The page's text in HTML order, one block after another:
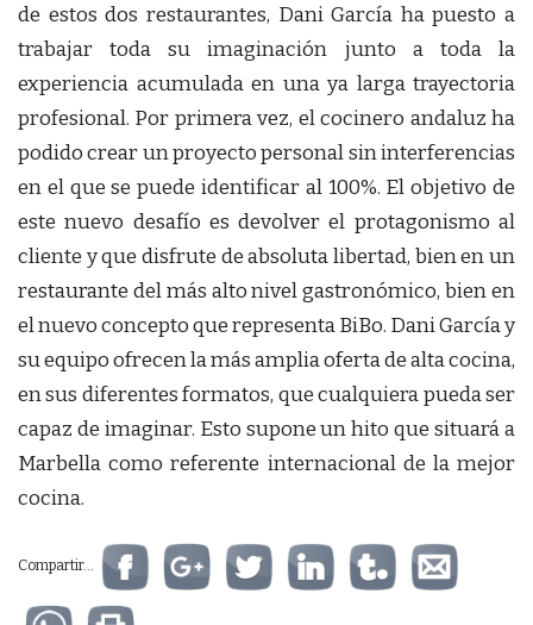
de estos dos restaurantes, Dani García ha puesto a
trabajar toda su imaginación junto a toda la
experiencia acumulada en una ya larga trayectoria
profesional. Por primera vez, el cocinero andaluz ha
podido crear un proyecto personal sin interferencias
en el que se puede identificar al 100%. El objetivo de
este nuevo desafío es devolver el protagonismo al
cliente y que disfrute de absoluta libertad, bien en un
restaurante del más alto nivel gastronómico, bien en
el nuevo concepto que representa BiBo. Dani García y
su equipo ofrecen la más amplia oferta de alta cocina,
en sus diferentes formatos, que cualquiera pueda ser
capaz de imaginar. Esto supone un hito que situará a
Marbella como referente internacional de la mejor
cocina.
Compartir...